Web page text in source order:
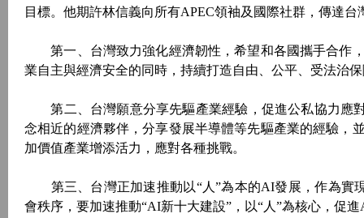
目標。他期許林信義向所有APEC領袖及國際社群，傳達台
第一、台灣致力強化經濟韌性，希望和各國攜手合作
業自主與經濟安全的同時，持續打造自由、公平、受法治
第二、台灣願意分享先驅產業經驗，促進公私協力應對
念相近的經濟夥伴，分享發展半導體等先驅產業的經驗，
加價值產業增添活力，應對各種挑戰。
第三、台灣正加速推動以“人”為本的AI發展，作為實
會秩序，要加速推動“AI新十大建設”，以“人”為核心，促